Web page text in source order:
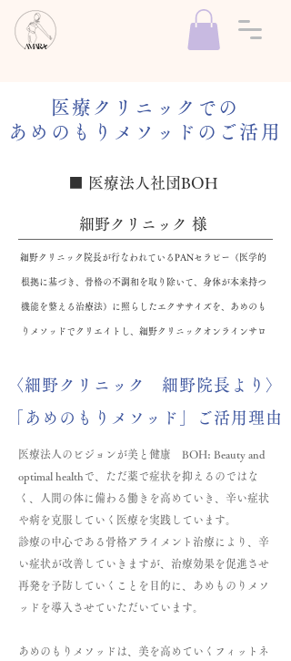
医療クリニックでの
あめのもりメソッドのご活用
​■ 医療法人社団BOH
細野クリニック 様
細野クリニック院長が行なわれているPANセラピー（医学的
根拠に基づき、骨格の不調和を取り除いて、身体が本来持つ
機能を整える治療法）に照らしたエクササイズを、あめのも
りメソッドでクリエイトし、細野クリニックオンラインサロ
〈細野クリニック 細野院長より〉​
「あめのもりメソッド」ご活用理由
医療法人のビジョンが美と健康 BOH: Beauty and
optimal healthで、ただ薬で症状を抑えるのではな
く、人間の体に備わる働きを高めていき、辛い症状
や病を克服していく医療を実践しています。
診療の中心である骨格アライメント治療により、辛
い症状が改善していきますが、治療効果を促進させ
再発を予防していくことを目的に、あめものりメソ
ッドを導入させていただいています。
あめのもりメソッドは、美を高めていくフィットネ